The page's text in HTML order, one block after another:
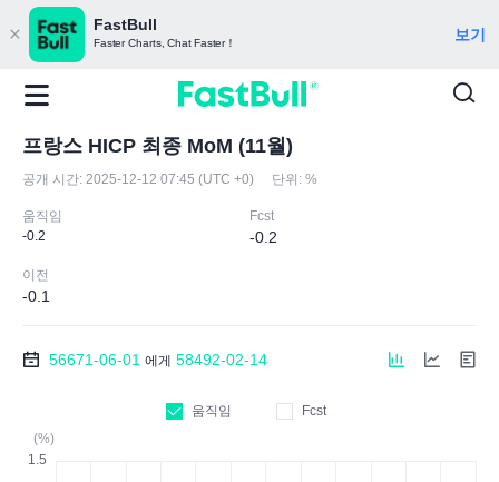
FastBull
Faster Charts, Chat Faster！ 보기
프랑스 HICP 최종 MoM (11월)
공개 시간: 2025-12-12 07:45 (UTC +0) 단위: %
움직임
-0.2
Fcst
-0.2
이전
-0.1
56671-06-01 에게 58492-02-14
움직임
Fcst
(%)